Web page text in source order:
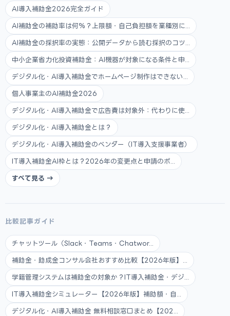
AI導入補助金2026完全ガイド
AI補助金の補助率は何%？上限額・自己負担額を業種別に...
AI補助金の採択率の実態：公開データから読む採択のコツ...
中小企業省力化投資補助金：AI機器が対象になる条件と申...
デジタル化・AI導入補助金でホームページ制作はできない...
個人事業主のAI補助金2026
デジタル化・AI導入補助金で広告費は対象外：代わりに使...
デジタル化・AI導入補助金とは？
デジタル化・AI導入補助金のベンダー（IT導入支援事業者）
IT導入補助金AI枠とは？2026年の変更点と申請のポ...
すべて見る →
比較記事ガイド
チャットツール（Slack・Teams・Chatwor...
補助金・助成金コンサル会社おすすめ比較【2026年版】...
学籍管理システムは補助金の対象か？IT導入補助金・デジ...
IT導入補助金シミュレーター【2026年版】補助額・自...
デジタル化・AI導入補助金 無料相談窓口まとめ【202...